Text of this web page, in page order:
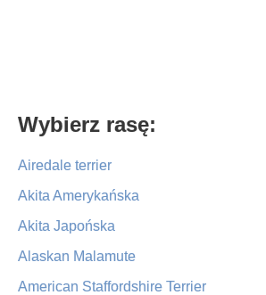
Primary
Sidebar
Wybierz rasę:
Airedale terrier
Akita Amerykańska
Akita Japońska
Alaskan Malamute
American Staffordshire Terrier